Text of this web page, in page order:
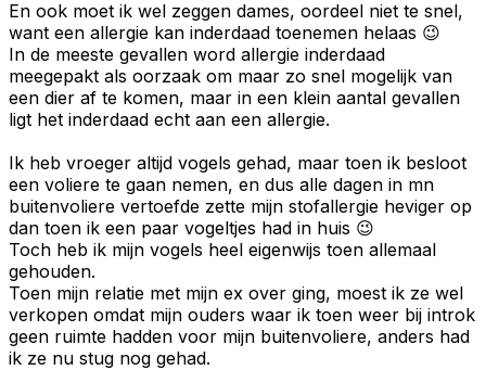
En ook moet ik wel zeggen dames, oordeel niet te snel,
want een allergie kan inderdaad toenemen helaas 😉
In de meeste gevallen word allergie inderdaad
meegepakt als oorzaak om maar zo snel mogelijk van
een dier af te komen, maar in een klein aantal gevallen
ligt het inderdaad echt aan een allergie.
Ik heb vroeger altijd vogels gehad, maar toen ik besloot
een voliere te gaan nemen, en dus alle dagen in mn
buitenvoliere vertoefde zette mijn stofallergie heviger op
dan toen ik een paar vogeltjes had in huis 😉
Toch heb ik mijn vogels heel eigenwijs toen allemaal
gehouden.
Toen mijn relatie met mijn ex over ging, moest ik ze wel
verkopen omdat mijn ouders waar ik toen weer bij introk
geen ruimte hadden voor mijn buitenvoliere, anders had
ik ze nu stug nog gehad.